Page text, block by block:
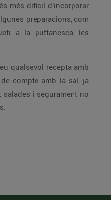
més difícil d’incorporar
preparacions, com
a la puttanesca, les
qualsevol recepta amb
compte amb la sal, ja
i segurament no